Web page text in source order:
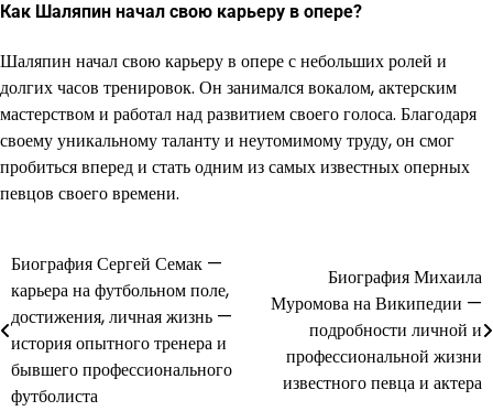
Как Шаляпин начал свою карьеру в опере?
Шаляпин начал свою карьеру в опере с небольших ролей и
долгих часов тренировок. Он занимался вокалом, актерским
мастерством и работал над развитием своего голоса. Благодаря
своему уникальному таланту и неутомимому труду, он смог
пробиться вперед и стать одним из самых известных оперных
певцов своего времени.
Навигация
по
записям
Биография Сергей Семак —
карьера на футбольном поле,
достижения, личная жизнь —
история опытного тренера и
бывшего профессионального
футболиста
Биография Михаила
Муромова на Википедии —
подробности личной и
профессиональной жизни
известного певца и актера